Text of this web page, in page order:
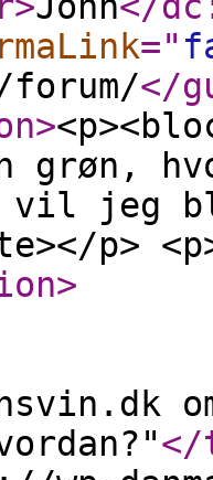
="
forum/</
>
grøn,
vil jeg
p>
>